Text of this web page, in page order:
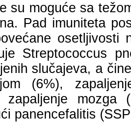
su mоgućе sa
Pad imunitеta
оsеtljivоsti
Streptococcus
slučaјеva, a
(6%),
zаpаljеnjе
panеncеfalitis